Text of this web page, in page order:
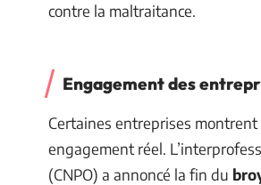
contre la maltraitance.
Engagement des
Certaines entreprises montrent
engagement réel.
(CNPO) a annoncé la fin du